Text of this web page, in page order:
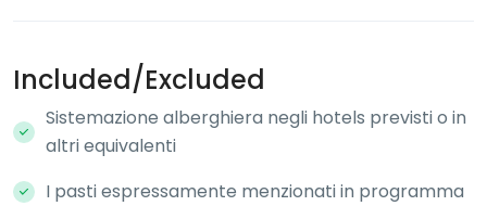
Included/Excluded
Sistemazione alberghiera negli hotels previsti o in
altri equivalenti
I pasti espressamente menzionati in programma